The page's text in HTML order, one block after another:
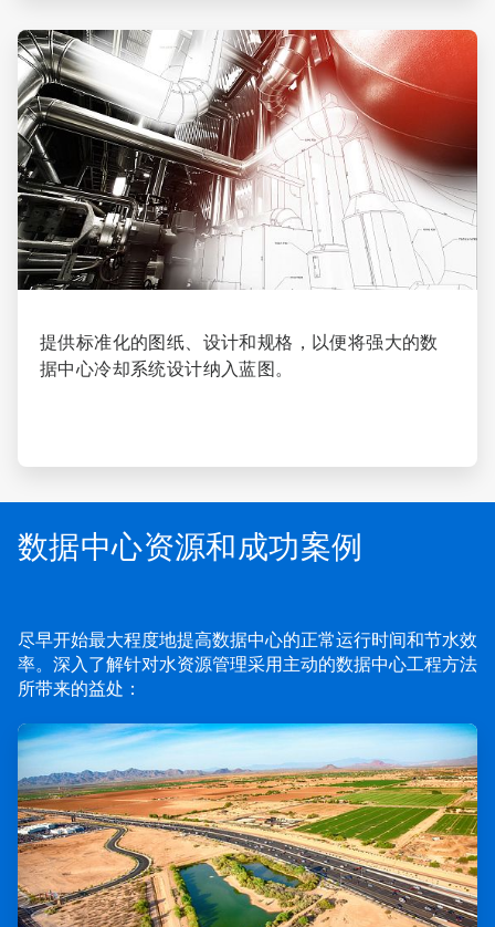
ArticleTile
4
，
共
4
提供标准化的图纸、设计和规格，以便将强大的数
据中心冷却系统设计纳入蓝图。
数据中心资源和成功案例
尽早开始最大程度地提高数据中心的正常运行时间和节水效
率。深入了解针对水资源管理采用主动的数据中心工程方法
所带来的益处：
ArticleTile
1
，
共
3